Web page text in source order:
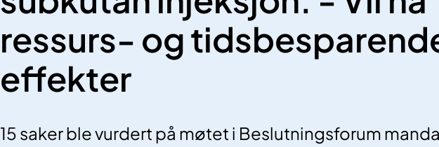
ressurs- og
effekter
15 saker ble vurdert på møtet i Beslutningsforum